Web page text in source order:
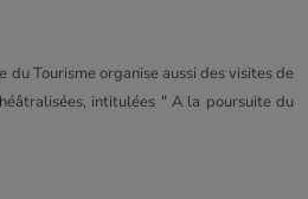
Tourisme organise aussi des visites de
intitulées " A la poursuite du